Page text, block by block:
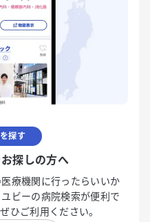
探す
探しの方へ
療機関に行ったらいいか
ビーの病院検索が便利で
ひご利用ください。